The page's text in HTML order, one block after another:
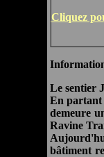
Cliquez
Le sentier
En partant
demeure
Ravine
bâtiment